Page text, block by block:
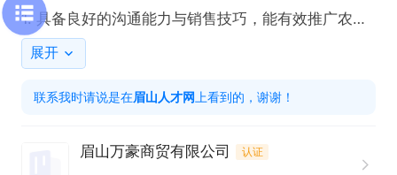
1. 具备良好的沟通能力与销售技巧，能有效推广农资
产品。
2. 熟悉农资市场，有相关销售经验者优先。
3. 拥有较强的责任心，能积极完成销售任务。
薪资待遇：
展开
联系我时请说是在眉山人才网 上看到的，谢谢！
眉山万豪商贸有限公司 认证